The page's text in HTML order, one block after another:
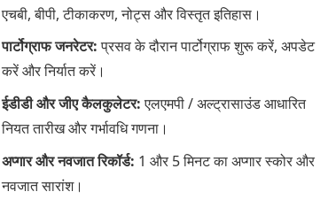
एचबी, बीपी, टीकाकरण, नोट्स और विस्तृत इतिहास।
पार्टोग्राफ जनरेटर:प्रसव के दौरान पार्टोग्राफ शुरू करें, अपडेट
करें और निर्यात करें।
ईडीडी और जीए कैलकुलेटर:एलएमपी / अल्ट्रासाउंड आधारित
नियत तारीख और गर्भावधि गणना।
अप्गार और नवजात रिकॉर्ड: 1 और 5 मिनट का अप्गार स्कोर और
नवजात सारांश।